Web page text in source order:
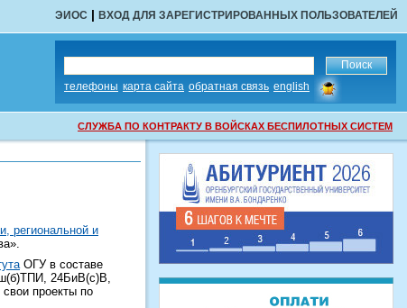
ЭИОС | ВХОД ДЛЯ ЗАРЕГИСТРИРОВАННЫХ ПОЛЬЗОВАТЕЛЕЙ
телефоны карта сайта обратная связь english
сообщить
об
ошибке
СЛУЖБА ПО КОНТРАКТУ В ВОЙСКАХ БЕСПИЛОТНЫХ СИСТЕМ
региональной и
ОГУ в составе
24БиВ(с)В,
проекты по